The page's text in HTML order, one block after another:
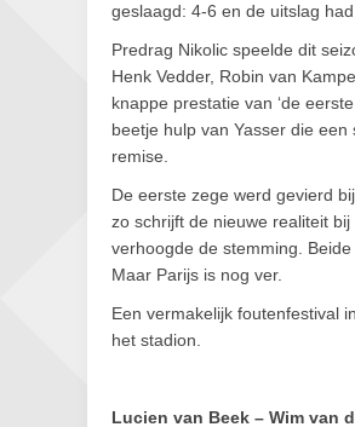
geslaagd: 4-6 en de uitslag
Predrag Nikolic speelde dit
Henk Vedder, Robin van
knappe prestatie van ‘de
beetje hulp van Yasser die
remise.
De eerste zege werd gevierd
zo schrijft de nieuwe realiteit
verhoogde de stemming.
Maar Parijs is nog ver.
Een vermakelijk foutenfestival
het stadion.
Lucien van Beek – Wim van